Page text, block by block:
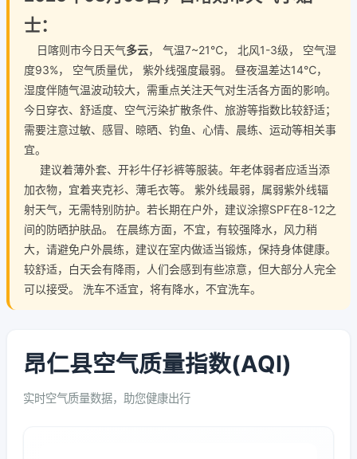
士：
日喀则市今日天气多云， 气温7~21℃， 北风1-3级， 空气湿
度93%， 空气质量优， 紫外线强度最弱。 昼夜温差达14℃，
湿度伴随气温波动较大，需重点关注天气对生活各方面的影响。
今日穿衣、舒适度、空气污染扩散条件、旅游等指数比较舒适；
需要注意过敏、感冒、晾晒、钓鱼、心情、晨练、运动等相关事
宜。
建议着薄外套、开衫牛仔衫裤等服装。年老体弱者应适当添
加衣物，宜着夹克衫、薄毛衣等。 紫外线最弱，属弱紫外线辐
射天气，无需特别防护。若长期在户外，建议涂擦SPF在8-12之
间的防晒护肤品。 在晨练方面，不宜，有较强降水，风力稍
大，请避免户外晨练，建议在室内做适当锻炼，保持身体健康。
较舒适，白天会有降雨，人们会感到有些凉意，但大部分人完全
可以接受。 洗车不适宜，将有降水，不宜洗车。
昂仁县空气质量指数(AQI)
实时空气质量数据，助您健康出行